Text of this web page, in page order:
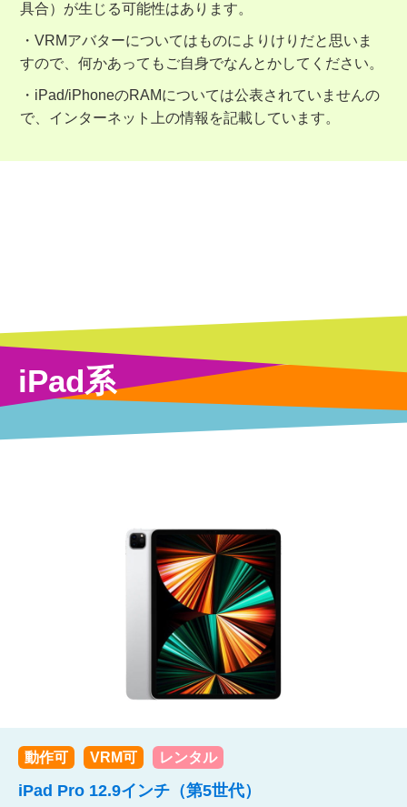
具合）が生じる可能性はあります。
・VRMアバターについてはものによりけりだと思いま
すので、何かあってもご自身でなんとかしてください。
・iPad/iPhoneのRAMについては公表されていませんの
で、インターネット上の情報を記載しています。
iPad系
動作可 VRM可 レンタル
iPad Pro 12.9インチ（第5世代）